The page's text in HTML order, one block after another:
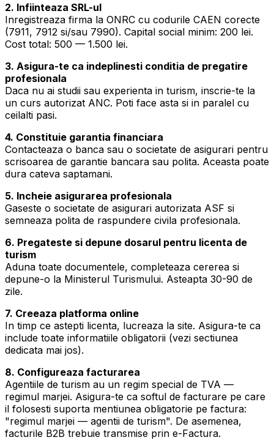
2. Infiinteaza SRL-ul
Inregistreaza firma la ONRC cu codurile CAEN corecte
(7911, 7912 si/sau 7990). Capital social minim: 200 lei.
Cost total: 500 — 1.500 lei.
3. Asigura-te ca indeplinesti conditia de pregatire
profesionala
Daca nu ai studii sau experienta in turism, inscrie-te la
un curs autorizat ANC. Poti face asta si in paralel cu
ceilalti pasi.
4. Constituie garantia financiara
Contacteaza o banca sau o societate de asigurari pentru
scrisoarea de garantie bancara sau polita. Aceasta poate
dura cateva saptamani.
5. Incheie asigurarea profesionala
Gaseste o societate de asigurari autorizata ASF si
semneaza polita de raspundere civila profesionala.
6. Pregateste si depune dosarul pentru licenta de
turism
Aduna toate documentele, completeaza cererea si
depune-o la Ministerul Turismului. Asteapta 30-90 de
zile.
7. Creeaza platforma online
In timp ce astepti licenta, lucreaza la site. Asigura-te ca
include toate informatiile obligatorii (vezi sectiunea
dedicata mai jos).
8. Configureaza facturarea
Agentiile de turism au un regim special de TVA —
regimul marjei. Asigura-te ca softul de facturare pe care
il folosesti suporta mentiunea obligatorie pe factura:
"regimul marjei — agentii de turism". De asemenea,
facturile B2B trebuie transmise prin e-Factura.